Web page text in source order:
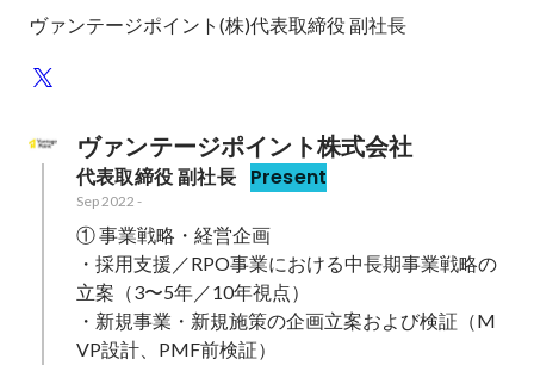
ヴァンテージポイント(株)代表取締役 副社長
ヴァンテージポイント株式会社
代表取締役 副社長 Present
Sep 2022 -
① 事業戦略・経営企画
・採用支援／RPO事業における中長期事業戦略の
立案（3〜5年／10年視点）
・新規事業・新規施策の企画立案および検証（M
VP設計、PMF前検証）